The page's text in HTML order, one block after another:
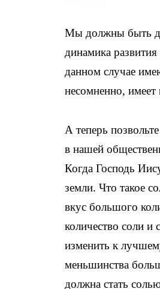
Мы должны быть
динамика
данном случае
несомненно, имеет
А теперь
в нашей
Когда Господь
земли. Что такое
вкус большого
количество соли и
изменить к
меньшинства
должна стать